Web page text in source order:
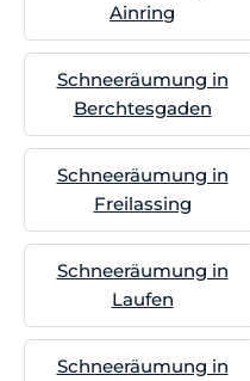
Ainring
Schneeräumung in
Berchtesgaden
Schneeräumung in
Freilassing
Schneeräumung in
Laufen
Schneeräumung in